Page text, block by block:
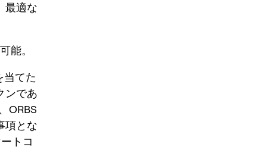
最適な
能。
当てた
ンであ
ORBS
項とな
トコ